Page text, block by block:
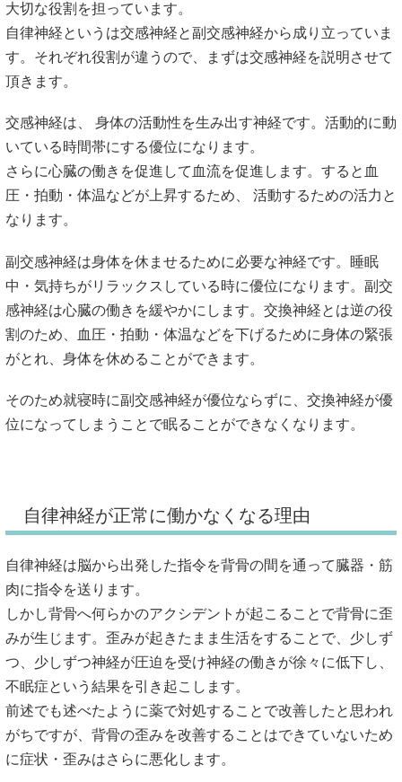
大切な役割を担っています。
自律神経というは交感神経と副交感神経から成り立っていま
す。それぞれ役割が違うので、まずは交感神経を説明させて
頂きます。
交感神経は、 身体の活動性を生み出す神経です。活動的に動
いている時間帯にする優位になります。
さらに心臓の働きを促進して血流を促進します。すると血
圧・拍動・体温などが上昇するため、 活動するための活力と
なります。
副交感神経は身体を休ませるために必要な神経です。睡眠
中・気持ちがリラックスしている時に優位になります。副交
感神経は心臓の働きを緩やかにします。交換神経とは逆の役
割のため、血圧・拍動・体温などを下げるために身体の緊張
がとれ、身体を休めることができます。
そのため就寝時に副交感神経が優位ならずに、交換神経が優
位になってしまうことで眠ることができなくなります。
自律神経が正常に働かなくなる理由
自律神経は脳から出発した指令を背骨の間を通って臓器・筋
肉に指令を送ります。
しかし背骨へ何らかのアクシデントが起こることで背骨に歪
みが生じます。歪みが起きたまま生活をすることで、少しず
つ、少しずつ神経が圧迫を受け神経の働きが徐々に低下し、
不眠症という結果を引き起こします。
前述でも述べたように薬で対処することで改善したと思われ
がちですが、背骨の歪みを改善することはできていないため
に症状・歪みはさらに悪化します。